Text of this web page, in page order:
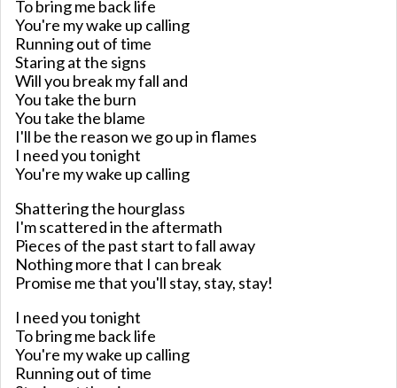
To bring me back life
You're my wake up calling
Running out of time
Staring at the signs
Will you break my fall and
You take the burn
You take the blame
I'll be the reason we go up in flames
I need you tonight
You're my wake up calling
Shattering the hourglass
I'm scattered in the aftermath
Pieces of the past start to fall away
Nothing more that I can break
Promise me that you'll stay, stay, stay!
I need you tonight
To bring me back life
You're my wake up calling
Running out of time